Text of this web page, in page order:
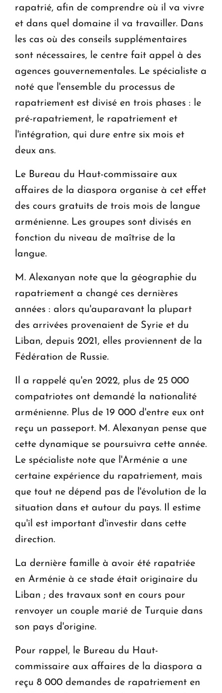
rapatrié, afin de comprendre où il va vivre
et dans quel domaine il va travailler. Dans
les cas où des conseils supplémentaires
sont nécessaires, le centre fait appel à des
agences gouvernementales. Le spécialiste a
noté que l'ensemble du processus de
rapatriement est divisé en trois phases : le
pré-rapatriement, le rapatriement et
l'intégration, qui dure entre six mois et
deux ans.
Le Bureau du Haut-commissaire aux
affaires de la diaspora organise à cet effet
des cours gratuits de trois mois de langue
arménienne. Les groupes sont divisés en
fonction du niveau de maîtrise de la
langue.
M. Alexanyan note que la géographie du
rapatriement a changé ces dernières
années : alors qu'auparavant la plupart
des arrivées provenaient de Syrie et du
Liban, depuis 2021, elles proviennent de la
Fédération de Russie.
Il a rappelé qu'en 2022, plus de 25 000
compatriotes ont demandé la nationalité
arménienne. Plus de 19 000 d'entre eux ont
reçu un passeport. M. Alexanyan pense que
cette dynamique se poursuivra cette année.
Le spécialiste note que l'Arménie a une
certaine expérience du rapatriement, mais
que tout ne dépend pas de l'évolution de la
situation dans et autour du pays. Il estime
qu'il est important d'investir dans cette
direction.
La dernière famille à avoir été rapatriée
en Arménie à ce stade était originaire du
Liban ; des travaux sont en cours pour
renvoyer un couple marié de Turquie dans
son pays d'origine.
Pour rappel, le Bureau du Haut-
commissaire aux affaires de la diaspora a
reçu 8 000 demandes de rapatriement en